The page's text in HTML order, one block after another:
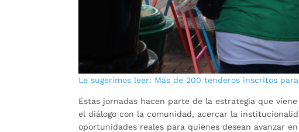
Le sugerimos leer: Más de 200 tenderos inscritos
Estas jornadas hacen parte de la estrategia que
el diálogo con la comunidad, acercar la
oportunidades reales para quienes desean avanzar